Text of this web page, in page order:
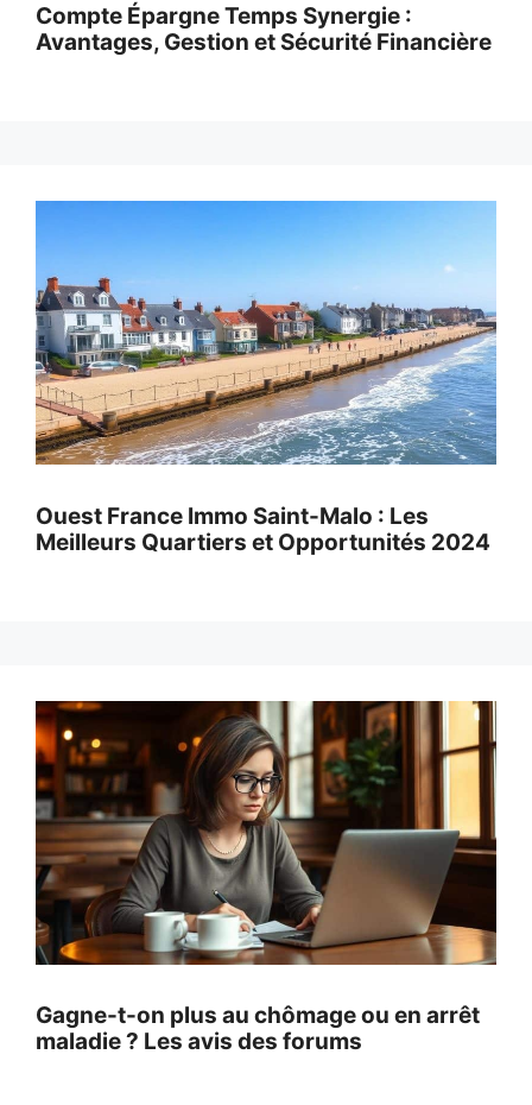
Compte Épargne Temps Synergie :
Avantages, Gestion et Sécurité Financière
Ouest France Immo Saint-Malo : Les
Meilleurs Quartiers et Opportunités 2024
Gagne-t-on plus au chômage ou en arrêt
maladie ? Les avis des forums